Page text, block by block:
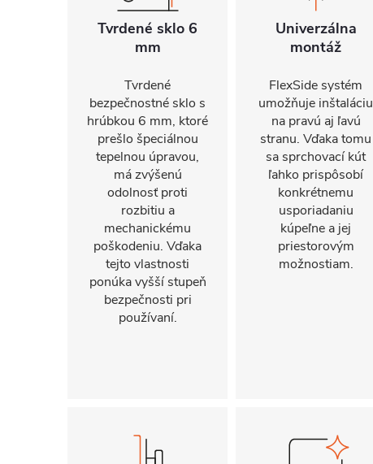
Tvrdené sklo 6
mm
Tvrdené
bezpečnostné sklo s
hrúbkou 6 mm, ktoré
prešlo špeciálnou
tepelnou úpravou,
má zvýšenú
odolnosť proti
rozbitiu a
mechanickému
poškodeniu. Vďaka
tejto vlastnosti
ponúka vyšší stupeň
bezpečnosti pri
používaní.
Univerzálna
montáž
FlexSide systém
umožňuje inštaláciu
na pravú aj ľavú
stranu. Vďaka tomu
sa sprchovací kút
ľahko prispôsobí
konkrétnemu
usporiadaniu
kúpeľne a jej
priestorovým
možnostiam.